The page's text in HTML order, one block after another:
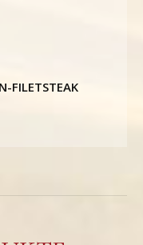
FILETSTEAK